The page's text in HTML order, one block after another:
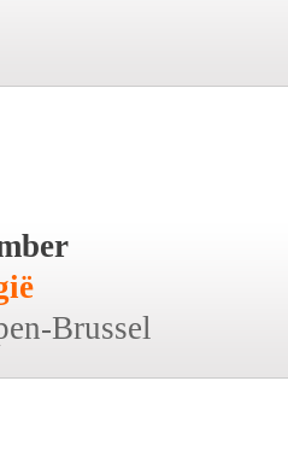
Brussel